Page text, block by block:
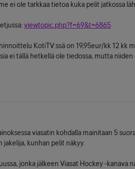
ei ole tarkkaa tietoa kuka pelit jatkossa
viewtopic.php?f=69&t=6865
KotiTV:ssä on 19,95eur/kk 12 kk
ei tällä hetkellä ole tiedossa, mutta
viasatin kohdalla mainitaan 5
jakelija, kunhan pelit näkyy.
jonka jälkeen Viasat Hockey -kanava